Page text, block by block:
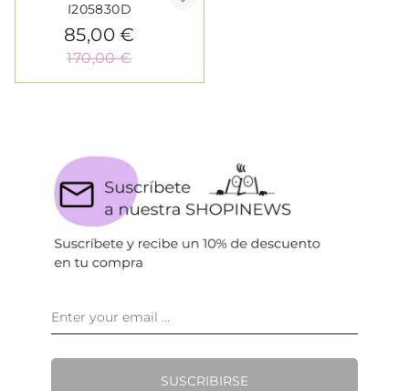
I205830D
85,00 €
170,00 €
SUSCRIBIRSE